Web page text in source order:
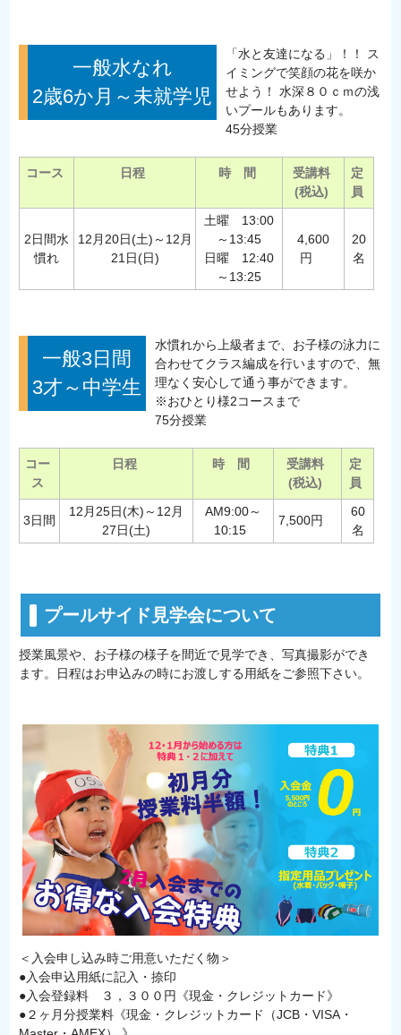
一般水なれ
2歳6か月～未就学児
「水と友達になる」！！ ス
イミングで笑顔の花を咲か
せよう！ 水深８０ｃｍの浅
いプールもあります。
45分授業
コース 日程 時 間
受講料
(税込)
定
員
2日間水
慣れ
12月20日(土)～12月
21日(日)
土曜 13:00
～13:45
日曜 12:40
～13:25
4,600
円
20
名
一般3日間
3才～中学生
水慣れから上級者まで、お子様の泳力に
合わせてクラス編成を行いますので、無
理なく安心して通う事ができます。
※おひとり様2コースまで
75分授業
コー
ス
日程 時 間
受講料
(税込)
定
員
3日間
12月25日(木)～12月
27日(土)
AM9:00～
10:15
7,500円
60
名
プールサイド見学会について
授業風景や、お子様の様子を間近で見学でき、写真撮影ができ
ます。日程はお申込みの時にお渡しする用紙をご参照下さい。
＜入会申し込み時ご用意いただく物＞
●入会申込用紙に記入・捺印
●入会登録料 ３，３００円《現金・クレジットカード》
●２ヶ月分授業料《現金・クレジットカード（JCB・VISA・